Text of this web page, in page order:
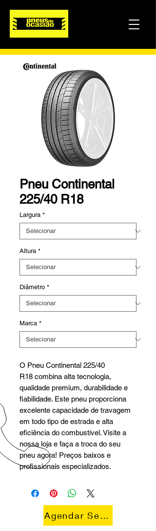
Pneu Continental
225/40 R18
Largura *
Altura *
Diâmetro *
Marca *
O Pneu Continental 225/40
R18 combina alta tecnologia,
qualidade premium, durabilidade e
fiabilidade. Este pneu proporciona
excelente capacidade de travagem
em todo tipo de estrada e alta
eficiência do combustível. Visite a
nossa loja e faça a troca do seu
pneu agora! Preços baixos e
profissionais especializados.
Agendar Serviço